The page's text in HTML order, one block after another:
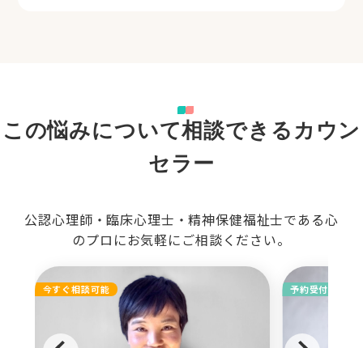
この悩みについて相談できるカウン
セラー
公認心理師・臨床心理士・精神保健福祉士である心
のプロにお気軽にご相談ください。
今すぐ相談可能 予約受付中